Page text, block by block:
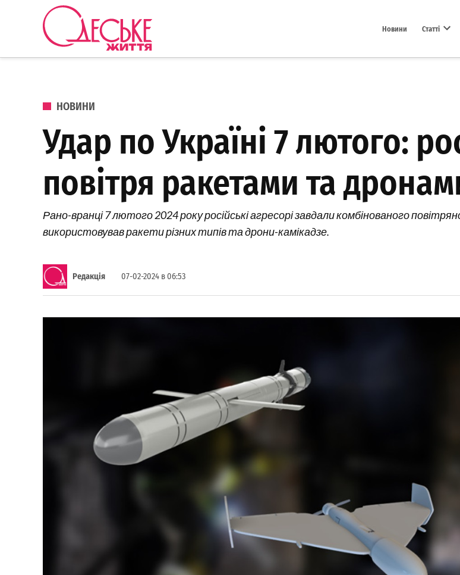
Перейти до вмісту
Новини Статті
ОПУБЛІКОВАНО В
НОВИНИ
Удар по Україні 7 лютого:
повітря ракетами та
Рано-вранці 7 лютого 2024 року російські агресорі завдали комбінованого
використовував ракети різних типів та дрони-камікадзе.
Редакція 07-02-2024 в 06:53